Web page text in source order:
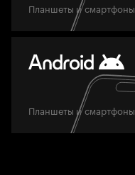
Планшеты и смартфоны
Планшеты и смартфоны